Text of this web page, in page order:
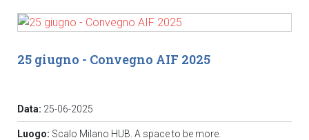
25 giugno - Convegno AIF 2025
Data: 25-06-2025
Luogo: Scalo Milano HUB. A space to be more.